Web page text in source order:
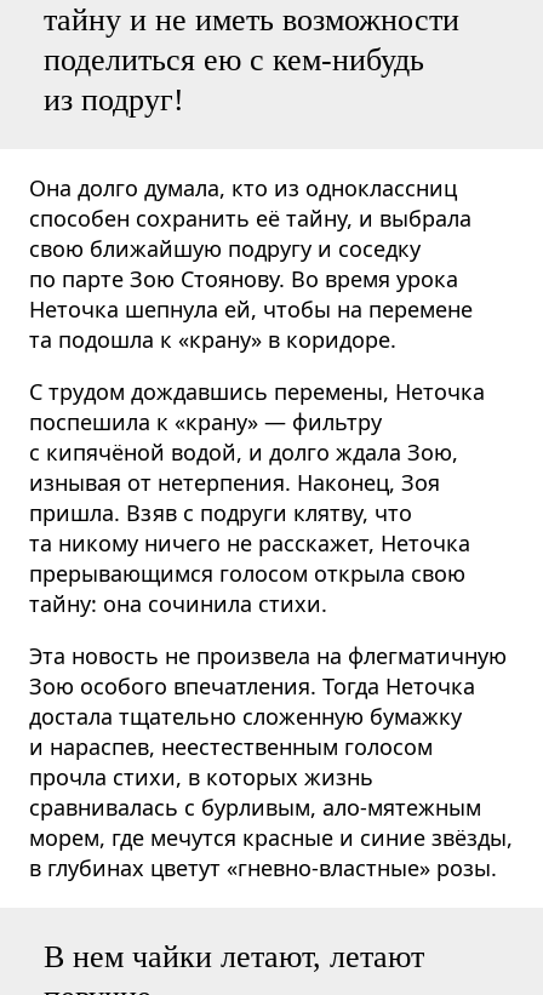
тайну и не иметь возможности
поделиться ею с кем-нибудь
из подруг!
Она долго думала, кто из одноклассниц
способен сохранить её тайну, и выбрала
свою ближайшую подругу и соседку
по парте Зою Стоянову. Во время урока
Неточка шепнула ей, чтобы на перемене
та подошла к «крану» в коридоре.
С трудом дождавшись перемены, Неточка
поспешила к «крану» — фильтру
с кипячёной водой, и долго ждала Зою,
изнывая от нетерпения. Наконец, Зоя
пришла. Взяв с подруги клятву, что
та никому ничего не расскажет, Неточка
прерывающимся голосом открыла свою
тайну: она сочинила стихи.
Эта новость не произвела на флегматичную
Зою особого впечатления. Тогда Неточка
достала тщательно сложенную бумажку
и нараспев, неестественным голосом
прочла стихи, в которых жизнь
сравнивалась с бурливым, ало-мятежным
морем, где мечутся красные и синие звёзды,
в глубинах цветут «гневно-властные» розы.
В нем чайки летают, летают